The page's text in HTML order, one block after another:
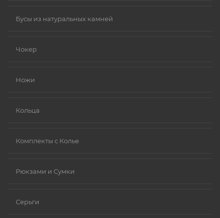
покрытия других металлов, таких как золото или
Золото (особенно высокой пробы, хотя даже
Платина.
Бусы из натуральных камней
Чокер
Ножи
Кольца
Комплекты с Колье
Рюкзами и Сумки
Серьги